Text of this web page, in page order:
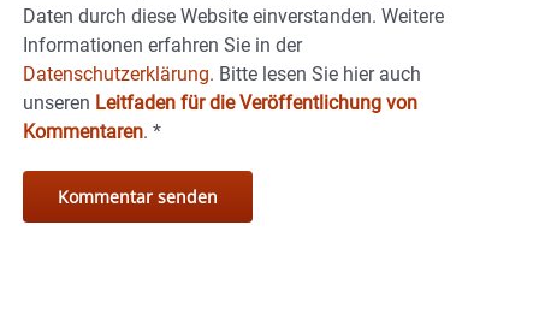
Daten durch diese Website einverstanden. Weitere
Informationen erfahren Sie in der
Datenschutzerklärung. Bitte lesen Sie hier auch
unseren Leitfaden für die Veröffentlichung von
Kommentaren. *